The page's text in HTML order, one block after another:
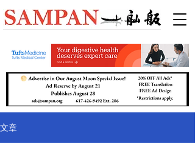
文章